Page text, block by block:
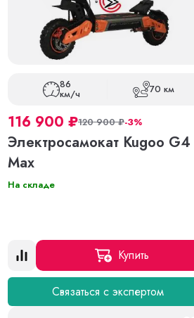
86
км/ч 70 км
116 900 ₽120 900₽-3%
Электросамокат Kugoo G4
Max
На складе
Купить
Связаться с экспертом